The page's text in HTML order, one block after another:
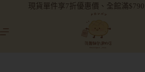
現貨單件享7折優惠價、全館滿